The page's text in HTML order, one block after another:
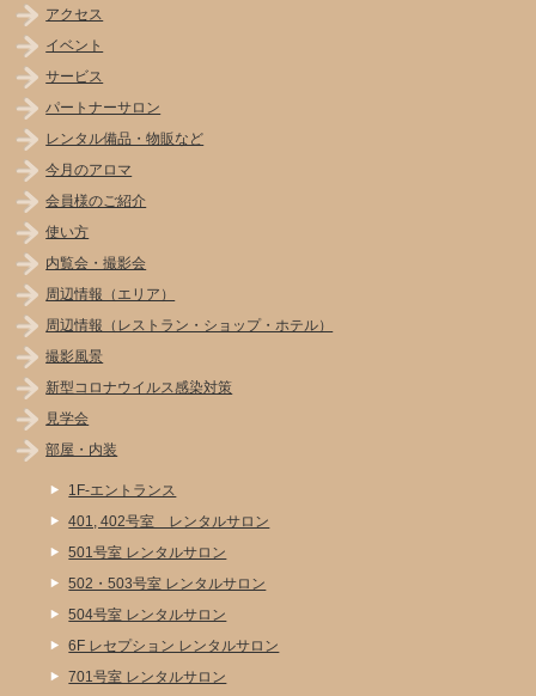
アクセス
イベント
サービス
パートナーサロン
レンタル備品・物販など
今月のアロマ
会員様のご紹介
使い方
内覧会・撮影会
周辺情報（エリア）
周辺情報（レストラン・ショップ・ホテル）
撮影風景
新型コロナウイルス感染対策
見学会
部屋・内装
1F-エントランス
401, 402号室 レンタルサロン
501号室 レンタルサロン
502・503号室 レンタルサロン
504号室 レンタルサロン
6F レセプション レンタルサロン
701号室 レンタルサロン